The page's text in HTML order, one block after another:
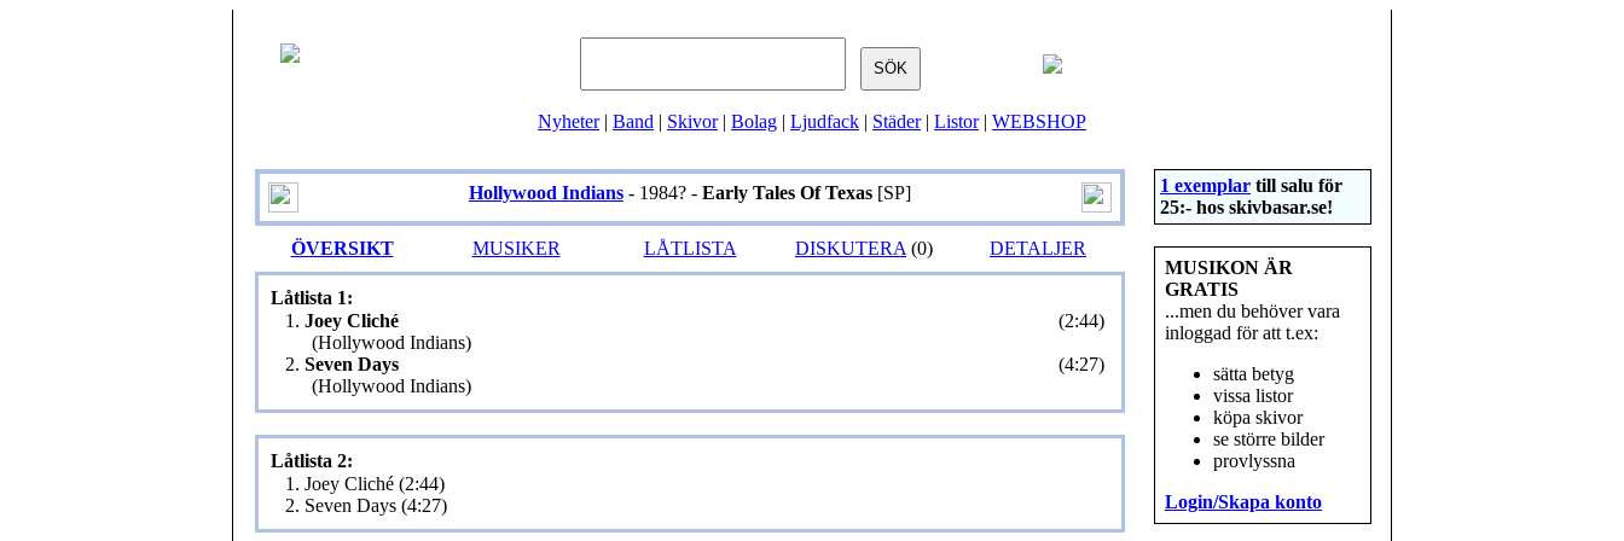
Nyheter| Band | Skivor| Bolag | Ljudfack | Städer| Listor| WEBSHOP
Hollywood Indians - 1984? - Early Tales Of Texas [SP]
ÖVERSIKT MUSIKER LÅTLISTA DISKUTERA (0) DETALJER
Låtlista 1:
1. Joey Cliché
(Hollywood Indians)
(2:44)
2. Seven Days
(Hollywood Indians)
(4:27)
Låtlista 2:
1. Joey Cliché (2:44)
2. Seven Days (4:27)
1 exemplar till salu för
25:- hos skivbasar.se!
MUSIKON ÄR
GRATIS
...men du behöver vara
inloggad för att t.ex:
sätta betyg
vissa listor
köpa skivor
se större bilder
provlyssna
Login/Skapa konto